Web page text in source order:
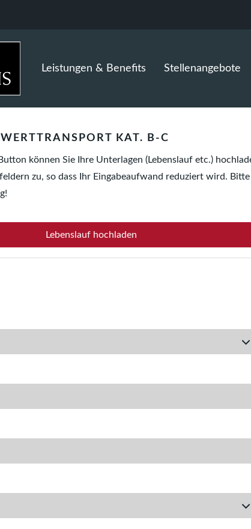
Stellenangebote
Leistungen & Benefits
KAT. B-C
können Sie Ihre Unterlagen (Lebenslauf etc.)
zu, so dass Ihr Eingabeaufwand reduziert wird.
Lebenslauf hochladen